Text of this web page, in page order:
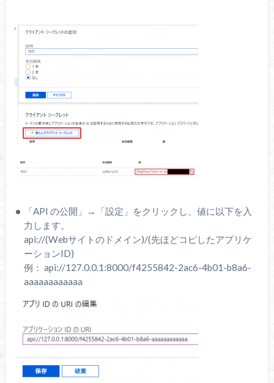
「API の公開」→「設定」をクリックし、値に以下を入
力します。
api://(Webサイトのドメイン)/(先ほどコピしたアプリケ
ーションID)
例： api://127.0.0.1:8000/f4255842-2ac6-4b01-b8a6-
aaaaaaaaaaaa